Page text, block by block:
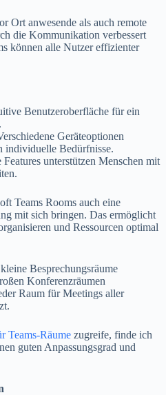
Ort anwesende als auch remote
die Kommunikation verbessert
können alle Nutzer effizienter
Benutzeroberfläche für ein
Geräteoptionen
individuelle Bedürfnisse.
unterstützen Menschen mit
Teams Rooms auch eine
mit sich bringen. Das ermöglicht
und Ressourcen optimal
Besprechungsräume
Konferenzräumen
Raum für Meetings aller
Teams-Räume zugreife, finde ich
guten Anpassungsgrad und